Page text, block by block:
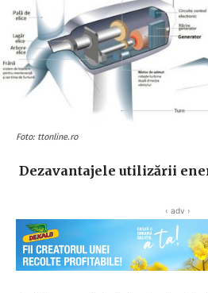
Foto: ttonline.ro
Dezavantajele utilizării
‹ adv ›